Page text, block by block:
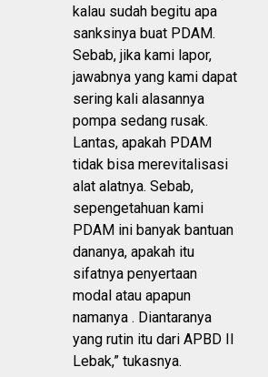
kalau sudah begitu apa
sanksinya buat PDAM.
Sebab, jika kami lapor,
jawabnya yang kami dapat
sering kali alasannya
pompa sedang rusak.
Lantas, apakah PDAM
tidak bisa merevitalisasi
alat alatnya. Sebab,
sepengetahuan kami
PDAM ini banyak bantuan
dananya, apakah itu
sifatnya penyertaan
modal atau apapun
namanya . Diantaranya
yang rutin itu dari APBD II
Lebak,” tukasnya.